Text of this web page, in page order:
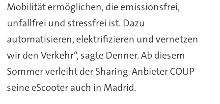
Mobilität ermöglichen, die emissionsfrei,
unfallfrei und stressfrei ist. Dazu
automatisieren, elektrifizieren und vernetzen
wir den Verkehr“, sagte Denner. Ab diesem
Sommer verleiht der Sharing-Anbieter COUP
seine eScooter auch in Madrid.